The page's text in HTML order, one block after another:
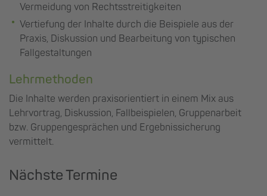
Vermeidung von Rechtsstreitigkeiten
Vertiefung der Inhalte durch die Beispiele aus der
Praxis, Diskussion und Bearbeitung von typischen
Fallgestaltungen
Lehrmethoden
Die Inhalte werden praxisorientiert in einem Mix aus
Lehrvortrag, Diskussion, Fallbeispielen, Gruppenarbeit
bzw. Gruppengesprächen und Ergebnissicherung
vermittelt.
Nächste Termine